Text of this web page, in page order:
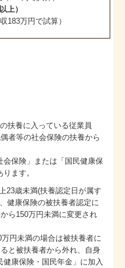
上）
183万円で試算）
扶養に入っている従業員
者等の社会保険の扶養から
会保険」または「国民健康保
ます。
23歳未満(扶養認定日が属す
健康保険の被扶養者認定に
ら150万円未満に変更され
円未満の場合は被扶養者に
と被扶養者から外れ、自身
康保険・国民年金」に加入